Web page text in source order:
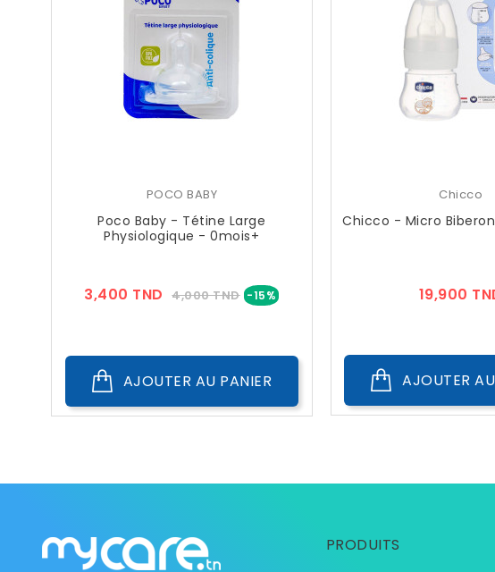
POCO BABY
Poco Baby - Tétine Large
Physiologique - 0mois+
3,400 TND Prix
4,000 TND -15%Prix
AJOUTER AU PANIER
Chicco
Chicco - Micro
19,900
AJOUTER
PRODUITS